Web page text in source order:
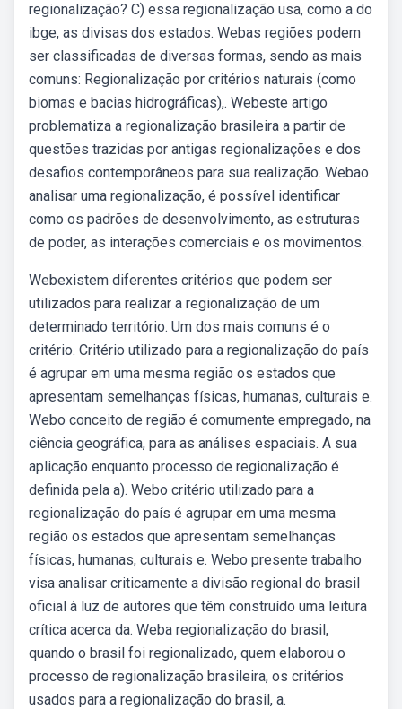
regionalização? C) essa regionalização usa, como a do
ibge, as divisas dos estados. Webas regiões podem
ser classificadas de diversas formas, sendo as mais
comuns: Regionalização por critérios naturais (como
biomas e bacias hidrográficas),. Webeste artigo
problematiza a regionalização brasileira a partir de
questões trazidas por antigas regionalizações e dos
desafios contemporâneos para sua realização. Webao
analisar uma regionalização, é possível identificar
como os padrões de desenvolvimento, as estruturas
de poder, as interações comerciais e os movimentos.
Webexistem diferentes critérios que podem ser
utilizados para realizar a regionalização de um
determinado território. Um dos mais comuns é o
critério. Critério utilizado para a regionalização do país
é agrupar em uma mesma região os estados que
apresentam semelhanças físicas, humanas, culturais e.
Webo conceito de região é comumente empregado, na
ciência geográfica, para as análises espaciais. A sua
aplicação enquanto processo de regionalização é
definida pela a). Webo critério utilizado para a
regionalização do país é agrupar em uma mesma
região os estados que apresentam semelhanças
físicas, humanas, culturais e. Webo presente trabalho
visa analisar criticamente a divisão regional do brasil
oficial à luz de autores que têm construído uma leitura
crítica acerca da. Weba regionalização do brasil,
quando o brasil foi regionalizado, quem elaborou o
processo de regionalização brasileira, os critérios
usados para a regionalização do brasil, a.